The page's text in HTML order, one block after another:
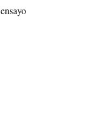
ensayo